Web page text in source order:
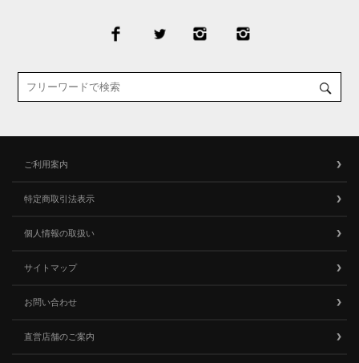
ご利用案内
特定商取引法表示
個人情報の取扱い
サイトマップ
お問い合わせ
直営店舗のご案内